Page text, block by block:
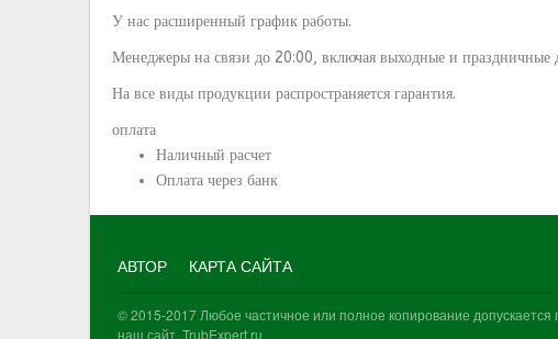
У нас расширенный график работы.
Менеджеры на связи до 20:00, включая выходные и праздничные
На все виды продукции распространяется гарантия.
оплата
Наличный расчет
Оплата через банк
АВТОР КАРТА САЙТА
© 2015-2017 Любое частичное или полное копирование допускается
наш сайт. TrubExpert.ru